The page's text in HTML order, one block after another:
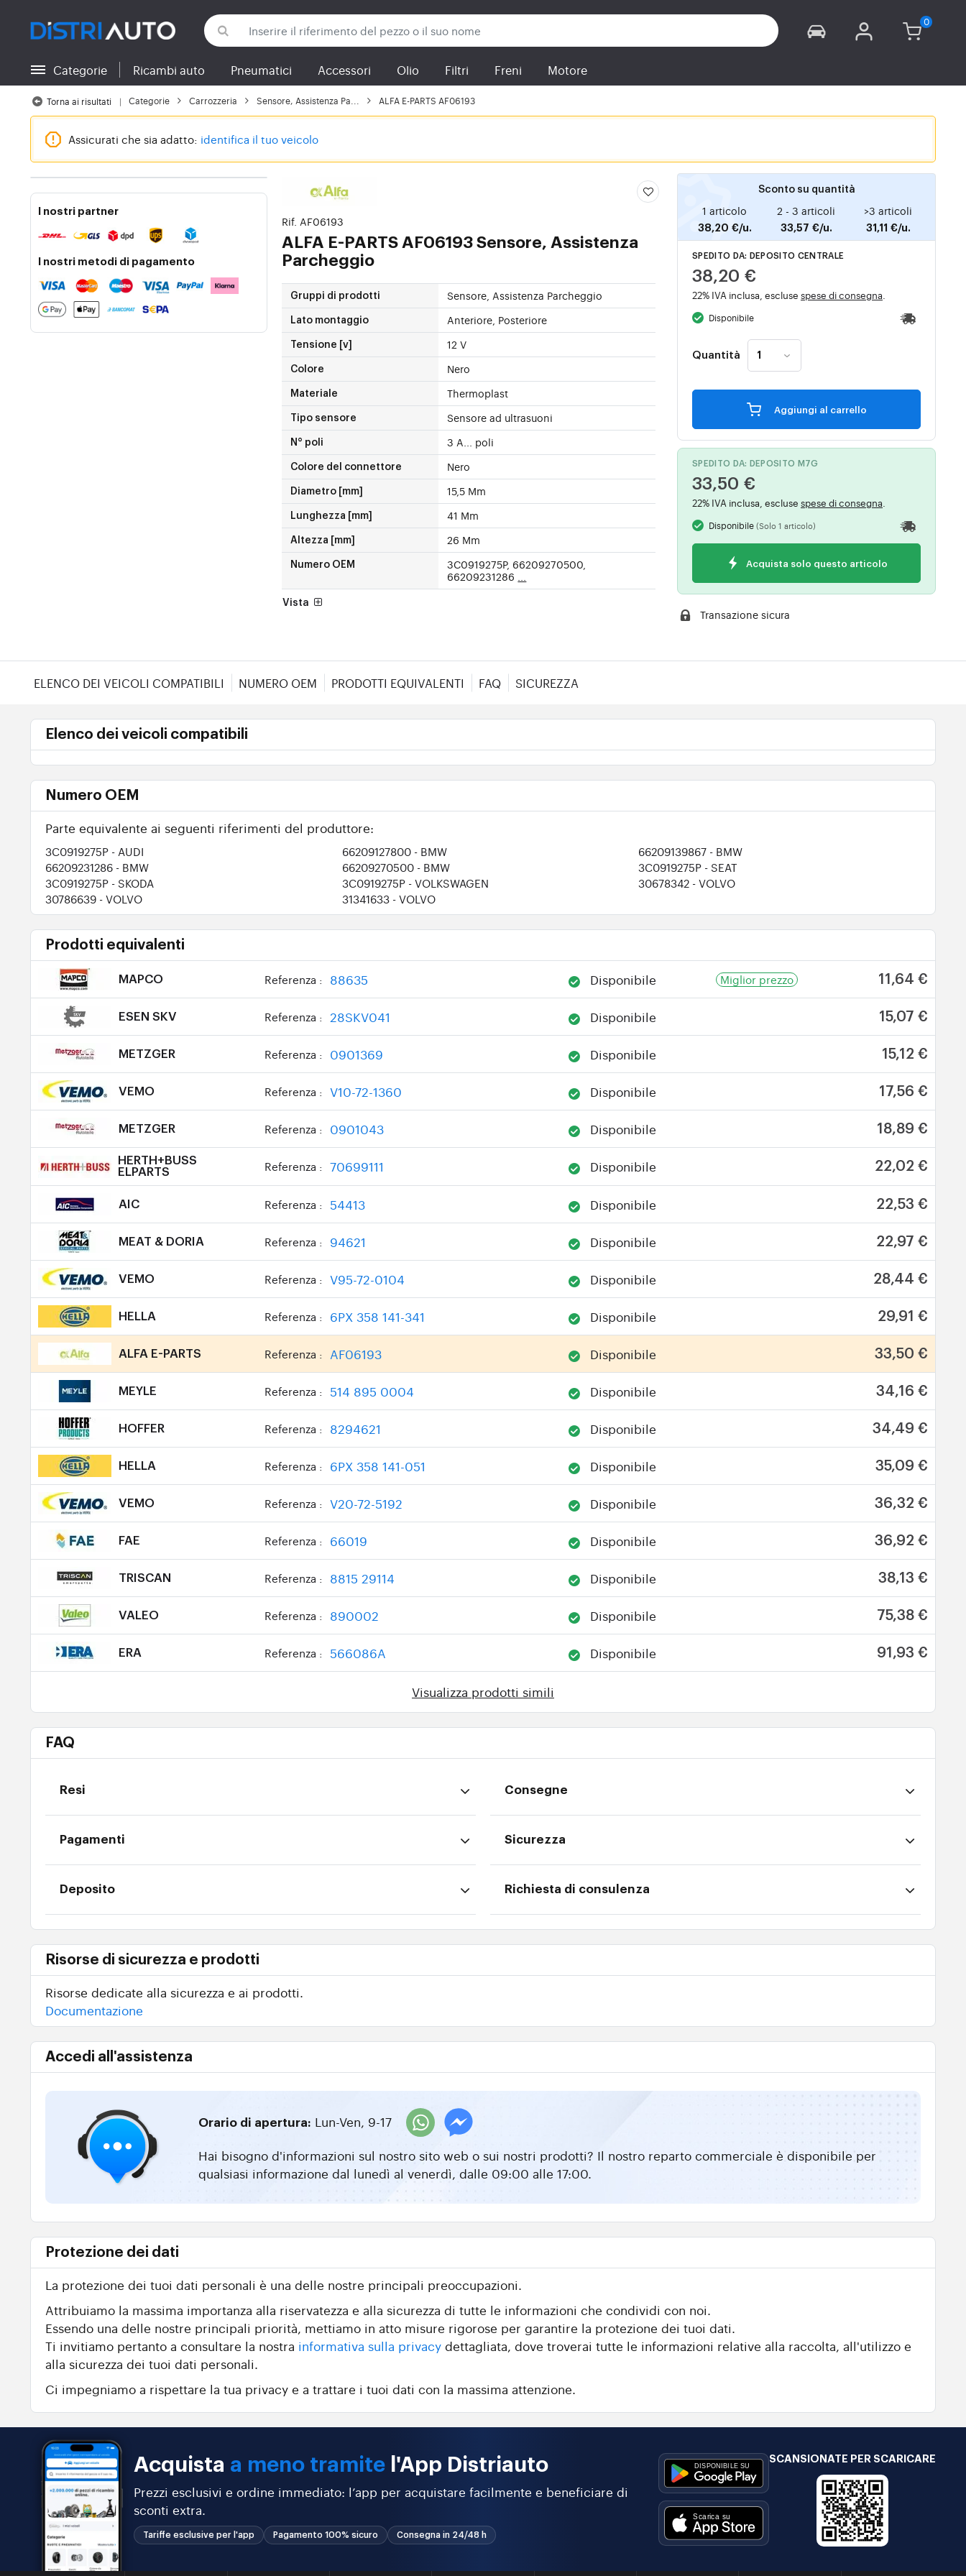
Torna alle categorie
Categorie Ricambi auto Pneumatici Accessori Olio Filtri Freni Motore
Torna ai risultati Categorie Carrozzeria Sensore, Assistenza Pa... ALFA E-PARTS AF06193
Assicurati che sia adatto: identifica il tuo veicolo
I nostri partner
I nostri metodi di pagamento
Rif. AF06193
ALFA E-PARTS AF06193 Sensore, Assistenza
Parcheggio
Gruppi di prodotti Sensore, Assistenza Parcheggio
Lato montaggio Anteriore, Posteriore
Tensione [v] 12 V
Colore Nero
Materiale Thermoplast
Tipo sensore Sensore ad ultrasuoni
N° poli 3 A... poli
Colore del connettore Nero
Diametro [mm] 15,5 Mm
Lunghezza [mm] 41 Mm
Altezza [mm] 26 Mm
Numero OEM
3C0919275P, 66209270500,
66209231286
Vista
Sconto su quantità
1 articolo
38,20 €/u.
2 - 3 articoli
33,57 €/u.
>3 articoli
31,11 €/u.
SPEDITO DA: DEPOSITO CENTRALE
38,20 €
22% IVA inclusa, escluse spese di consegna
Disponibile
Quantità
Aggiungi al carrello
SPEDITO DA: DEPOSITO M7G
33,50 €
22% IVA inclusa, escluse spese di consegna
Disponibile(Solo 1 articolo)
Acquista solo questo articolo
Transazione sicura
ELENCO DEI VEICOLI COMPATIBILI NUMERO OEM PRODOTTI EQUIVALENTI FAQ SICUREZZA
Elenco dei veicoli compatibili
Numero OEM
Parte equivalente ai seguenti riferimenti del produttore:
3C0919275P - AUDI 66209127800 - BMW 66209139867 - BMW
66209231286 - BMW 66209270500 - BMW 3C0919275P - SEAT
3C0919275P - SKODA 3C0919275P - VOLKSWAGEN 30678342 - VOLVO
30786639 - VOLVO 31341633 - VOLVO
Prodotti equivalenti
MAPCO Referenza : 88635 Disponibile Miglior prezzo 11,64 €
ESEN SKV Referenza : 28SKV041 Disponibile 15,07 €
METZGER Referenza : 0901369 Disponibile 15,12 €
VEMO Referenza : V10-72-1360 Disponibile 17,56 €
METZGER Referenza : 0901043 Disponibile 18,89 €
HERTH+BUSS
ELPARTS
Referenza : 70699111 Disponibile 22,02 €
AIC Referenza : 54413 Disponibile 22,53 €
MEAT & DORIA Referenza : 94621 Disponibile 22,97 €
VEMO Referenza : V95-72-0104 Disponibile 28,44 €
HELLA Referenza : 6PX 358 141-341 Disponibile 29,91 €
ALFA E-PARTS Referenza : AF06193 Disponibile 33,50 €
MEYLE Referenza : 514 895 0004 Disponibile 34,16 €
HOFFER Referenza : 8294621 Disponibile 34,49 €
HELLA Referenza : 6PX 358 141-051 Disponibile 35,09 €
VEMO Referenza : V20-72-5192 Disponibile 36,32 €
FAE Referenza : 66019 Disponibile 36,92 €
TRISCAN Referenza : 8815 29114 Disponibile 38,13 €
VALEO Referenza : 890002 Disponibile 75,38 €
ERA Referenza : 566086A Disponibile 91,93 €
Visualizza prodotti simili
FAQ
Resi
Pagamenti
Deposito
Consegne
Sicurezza
Richiesta di consulenza
Risorse di sicurezza e prodotti
Risorse dedicate alla sicurezza e ai prodotti.
Documentazione
Accedi all'assistenza
Orario di apertura: Lun-Ven, 9-17
Hai bisogno d'informazioni sul nostro sito web o sui nostri prodotti? Il nostro reparto commerciale è disponibile per
qualsiasi informazione dal lunedì al venerdì, dalle 09:00 alle 17:00.
Protezione dei dati
La protezione dei tuoi dati personali è una delle nostre principali preoccupazioni.
Attribuiamo la massima importanza alla riservatezza e alla sicurezza di tutte le informazioni che condividi con noi.
Essendo una delle nostre principali priorità, mettiamo in atto misure rigorose per garantire la protezione dei tuoi dati.
Ti invitiamo pertanto a consultare la nostra informativa sulla privacy dettagliata, dove troverai tutte le informazioni relative alla raccolta, all'utilizzo e
alla sicurezza dei tuoi dati personali.
Ci impegniamo a rispettare la tua privacy e a trattare i tuoi dati con la massima attenzione.
Acquista a meno tramite l'App Distriauto
Prezzi esclusivi e ordine immediato: l’app per acquistare facilmente e beneficiare di
sconti extra.
Tariffe esclusive per l'app Pagamento 100% sicuro Consegna in 24/48 h
SCANSIONATE PER SCARICARE